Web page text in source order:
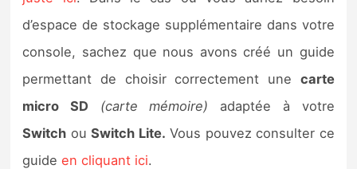
d’espace de stockage supplémentaire dans votre
console, sachez que nous avons créé un guide
permettant de choisir correctement une carte
micro SD (carte mémoire) adaptée à votre
Switch ouSwitch Lite. Vous pouvez consulter ce
guideen cliquant ici.